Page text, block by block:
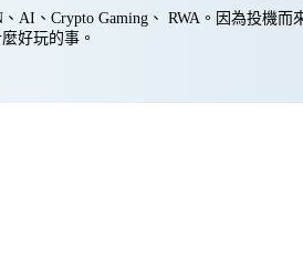
AI、Crypto Gaming、 RWA。因為投機而
好玩的事。